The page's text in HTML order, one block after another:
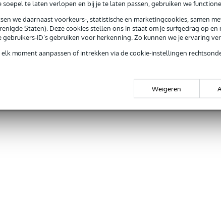
soepel te laten verlopen en bij je te laten passen, gebruiken we
we daarnaast voorkeurs-, statistische en marketingcookies, samen
Staten). Deze cookies stellen ons in staat om je surfgedrag op
gebruikers-ID’s gebruiken voor herkenning. Zo kunnen we je ervaring
moment aanpassen of intrekken via de cookie-instellingen
Weigeren